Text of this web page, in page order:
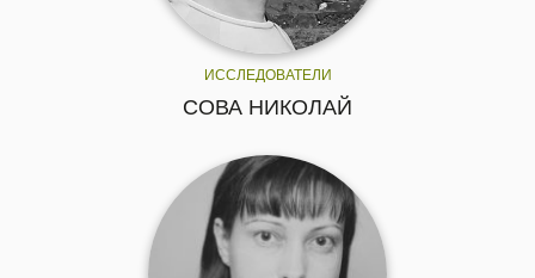
ИССЛЕДОВАТЕЛИ
СОВА НИКОЛАЙ